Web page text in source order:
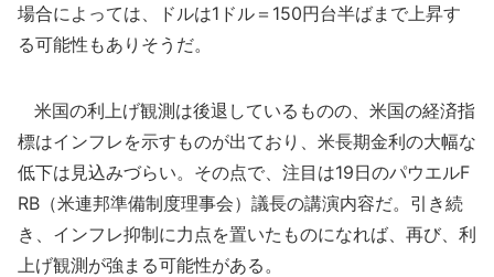
場合によっては、ドルは1ドル＝150円台半ばまで上昇す
る可能性もありそうだ。
米国の利上げ観測は後退しているものの、米国の経済指
標はインフレを示すものが出ており、米長期金利の大幅な
低下は見込みづらい。その点で、注目は19日のパウエルF
RB（米連邦準備制度理事会）議長の講演内容だ。引き続
き、インフレ抑制に力点を置いたものになれば、再び、利
上げ観測が強まる可能性がある。